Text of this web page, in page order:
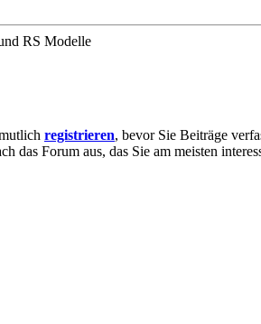
RS Modelle
registrieren, bevor Sie Beiträge
das Forum aus, das Sie am meisten